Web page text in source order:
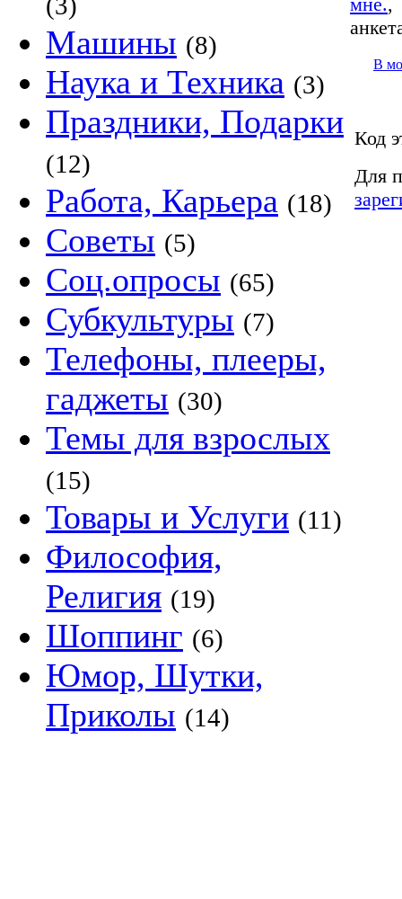
Машины (8)
Наука и Техника (3)
Праздники, Подарки
(12)
Работа, Карьера (18)
Советы (5)
Соц.опросы (65)
Субкультуры (7)
Телефоны, плееры,
гаджеты (30)
Темы для взрослых
(15)
Товары и Услуги (11)
Философия,
Религия (19)
Шоппинг (6)
Юмор, Шутки,
Приколы (14)
В
Код
Для